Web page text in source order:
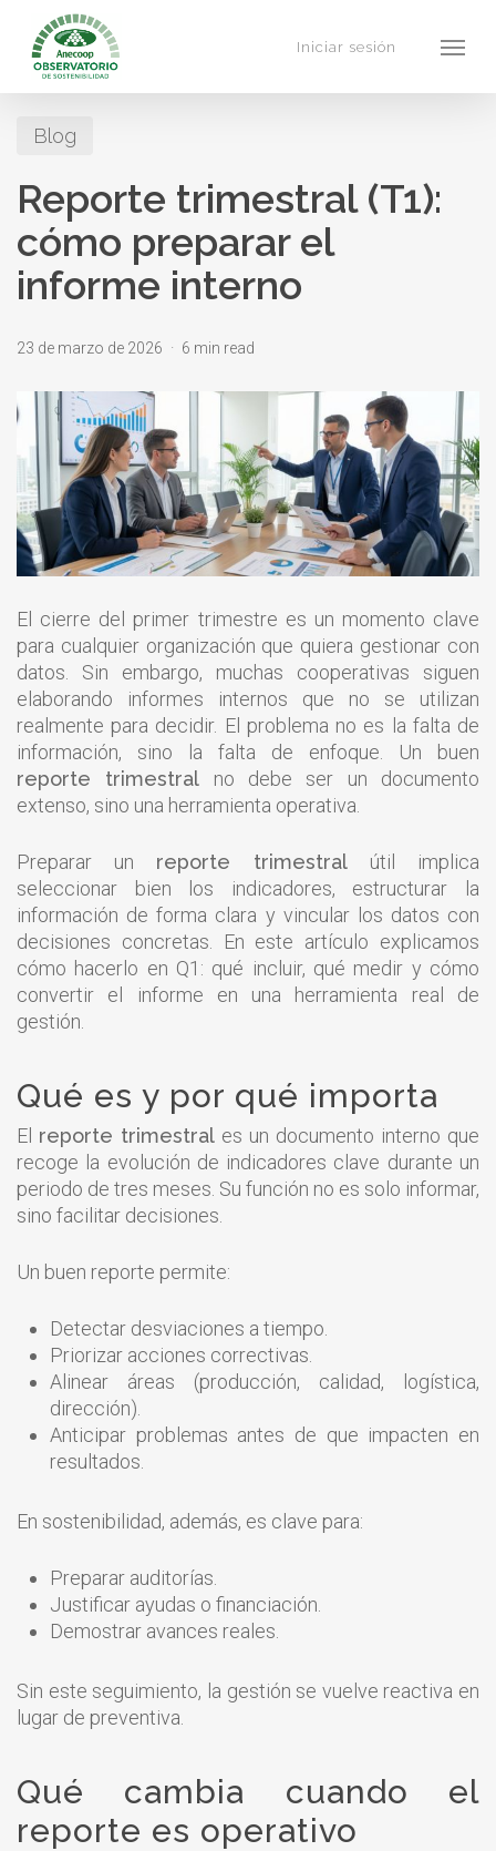
main
content
Iniciar sesión
Blog
Reporte trimestral (T1):
cómo preparar el
informe interno
23 de marzo de 2026 6 min read
El cierre del primer trimestre es un momento clave
para cualquier organización que quiera gestionar con
datos. Sin embargo, muchas cooperativas siguen
elaborando informes internos que no se utilizan
realmente para decidir. El problema no es la falta de
información, sino la falta de enfoque. Un buen
reporte trimestral no debe ser un documento
extenso, sino una herramienta operativa.
Preparar un reporte trimestral útil implica
seleccionar bien los indicadores, estructurar la
información de forma clara y vincular los datos con
decisiones concretas. En este artículo explicamos
cómo hacerlo en Q1: qué incluir, qué medir y cómo
convertir el informe en una herramienta real de
gestión.
Qué es y por qué importa
El reporte trimestral es un documento interno que
recoge la evolución de indicadores clave durante un
periodo de tres meses. Su función no es solo informar,
sino facilitar decisiones.
Un buen reporte permite:
Detectar desviaciones a tiempo.
Priorizar acciones correctivas.
Alinear áreas (producción, calidad, logística,
dirección).
Anticipar problemas antes de que impacten en
resultados.
En sostenibilidad, además, es clave para:
Preparar auditorías.
Justificar ayudas o financiación.
Demostrar avances reales.
Sin este seguimiento, la gestión se vuelve reactiva en
lugar de preventiva.
Qué cambia cuando el
reporte es operativo